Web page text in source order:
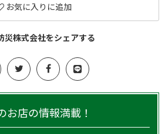
お気に入りに追加
災株式会社をシェアする
お店の情報満載！